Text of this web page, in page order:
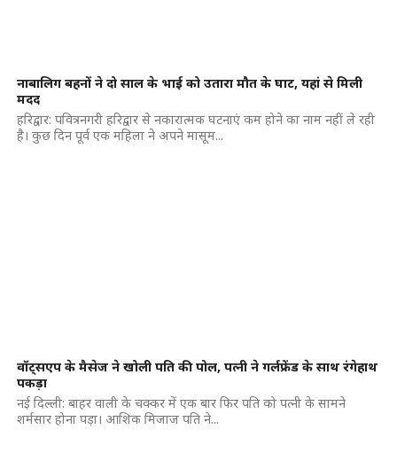
नाबालिग बहनों ने दो साल के भाई को उतारा मौत के घाट, यहां से मिली
मदद
हरिद्वार: पवित्रनगरी हरिद्वार से नकारात्मक घटनाएं कम होने का नाम नहीं ले रही
है। कुछ दिन पूर्व एक महिला ने अपने मासूम...
वॉट्सएप के मैसेज ने खोली पति की पोल, पत्नी ने गर्लफ्रेंड के साथ रंगेहाथ
पकड़ा
नई दिल्ली: बाहर वाली के चक्कर में एक बार फिर पति को पत्नी के सामने
शर्मसार होना पड़ा। आशिक मिजाज पति ने...